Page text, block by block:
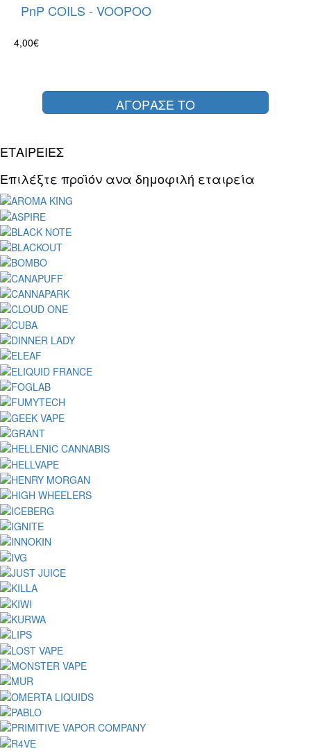
PnP COILS - VOOPOO
4,00€
ΑΓΟΡΑΣΕ ΤΟ
ΕΤΑΙΡΕΙΕΣ
Επιλέξτε προϊόν ανα δημοφιλή εταιρεία